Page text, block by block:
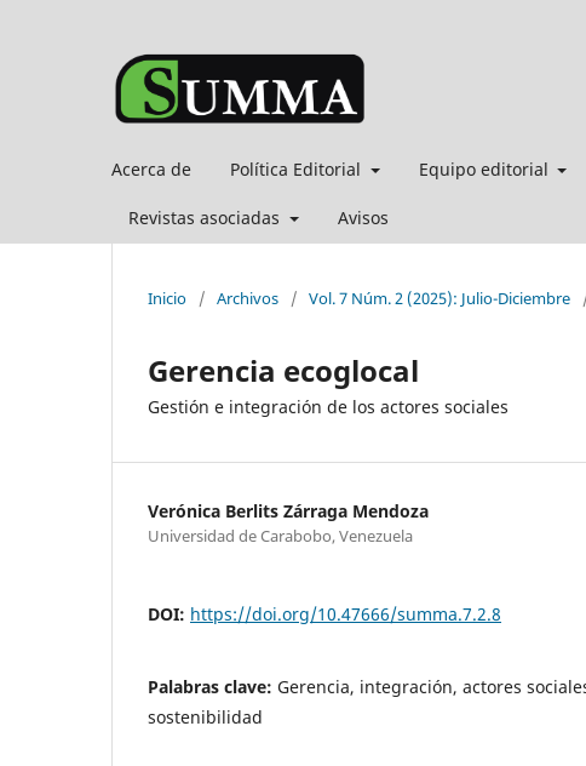
Acerca de Política Editorial Equipo editorial
Revistas asociadas Avisos
Inicio / Archivos / Vol. 7 Núm. 2 (2025): Julio-Diciembre
Gerencia ecoglocal
Gestión e integración de los actores sociales
Verónica Berlits Zárraga Mendoza
Universidad de Carabobo, Venezuela
DOI: https://doi.org/10.47666/summa.7.2.8
Palabras clave: Gerencia, integración, actores
sostenibilidad